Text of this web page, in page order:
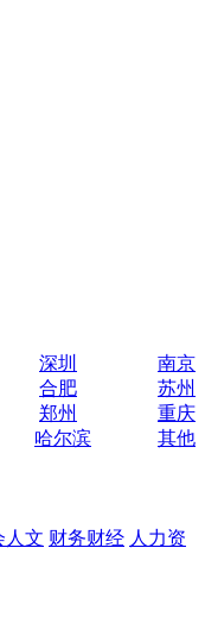
深圳
南京
合肥
苏州
郑州
重庆
哈尔滨
其他
人文 财务财经 人力资